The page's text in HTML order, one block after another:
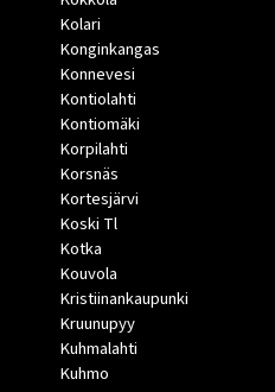
Kolari
Konginkangas
Konnevesi
Kontiolahti
Kontiomäki
Korpilahti
Korsnäs
Kortesjärvi
Koski Tl
Kotka
Kouvola
Kristiinankaupunki
Kruunupyy
Kuhmalahti
Kuhmo